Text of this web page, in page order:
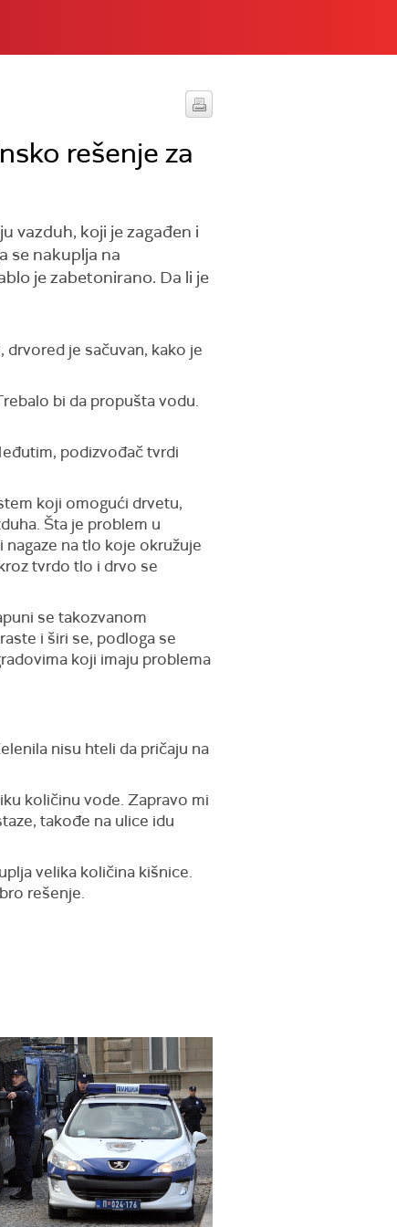
rešenje za
vazduh, koji je zagađen i
se nakuplja na
je zabetonirano. Da li je
je sačuvan, kako je
bi da propušta vodu.
podizvođač tvrdi
koji omogući drvetu,
Šta je problem u
na tlo koje okružuje
tvrdo tlo i drvo se
se takozvanom
i širi se, podloga se
koji imaju problema
nisu hteli da pričaju na
količinu vode. Zapravo mi
takođe na ulice idu
velika količina kišnice.
rešenje.